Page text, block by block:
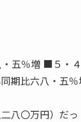
五％増 ■５・４
期比六八・五％
八〇万円）だっ